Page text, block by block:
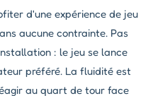
d'une expérience de jeu
aucune contrainte. Pas
: le jeu se lance
préféré. La fluidité est
au quart de tour face